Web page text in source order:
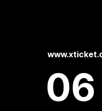
06